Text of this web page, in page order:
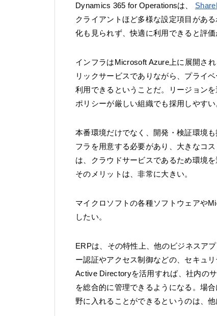
Dynamics 365 for Operationsは、
クライアントほど多様な設定項目があ
化も見られず、快適に利用できると評価
インフラはMicrosoft Azure上に展開さ
リックサービスでありながら、プライ
利用できるということだ。リージョン
ポリシーが厳しい組織でも採用しやすい
本番環境だけでなく、開発・検証環境
フラを用意する必要があり、大きなコ
は、クラウドサービスであるため環境
そのメリットは、非常に大きい。
マイクロソフトの各種ソフトウェアや
したい。
ERPは、その特性上、他のビジネスア
ー認証やアクセス制御などの、セキュ
Active Directoryを活用すれば、社内の
を総合的に管理できるようになる。場
野に入れることができるというのは、他